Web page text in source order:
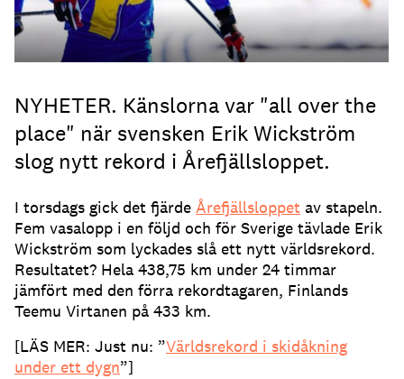
NYHETER. Känslorna var "all over the
place" när svensken Erik Wickström
slog nytt rekord i Årefjällsloppet.
I torsdags gick det fjärde Årefjällsloppet av stapeln.
Fem vasalopp i en följd och för Sverige tävlade Erik
Wickström som lyckades slå ett nytt världsrekord.
Resultatet? Hela 438,75 km under 24 timmar
jämfört med den förra rekordtagaren, Finlands
Teemu Virtanen på 433 km.
[LÄS MER: Just nu: ”Världsrekord i skidåkning
under ett dygn”]